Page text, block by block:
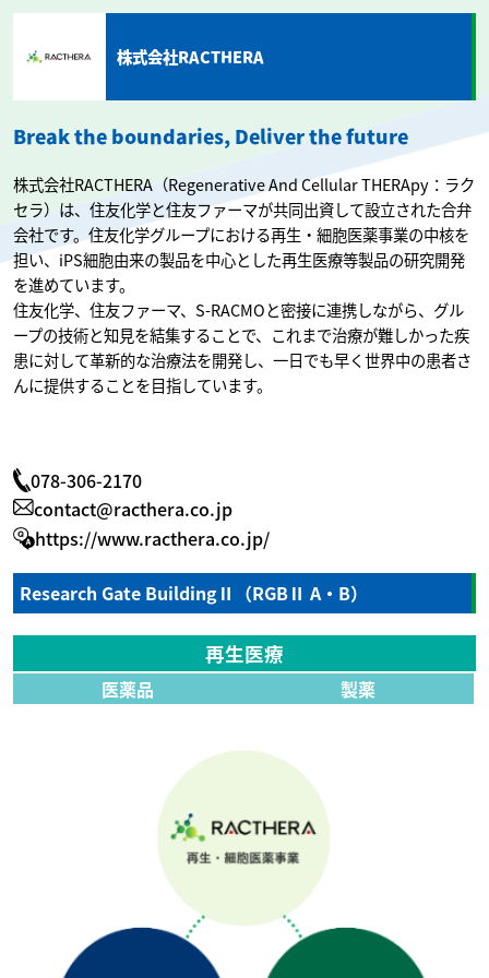
株式会社RACTHERA
Break the boundaries, Deliver the future
株式会社RACTHERA（Regenerative And Cellular THERApy：ラク
セラ）は、住友化学と住友ファーマが共同出資して設立された合弁
会社です。住友化学グループにおける再生・細胞医薬事業の中核を
担い、iPS細胞由来の製品を中心とした再生医療等製品の研究開発
を進めています。
住友化学、住友ファーマ、S-RACMOと密接に連携しながら、グル
ープの技術と知見を結集することで、これまで治療が難しかった疾
患に対して革新的な治療法を開発し、一日でも早く世界中の患者さ
んに提供することを目指しています。
078-306-2170
contact@racthera.co.jp
https://www.racthera.co.jp/
Research Gate BuildingⅡ（RGBⅡ A・B）
再生医療
医薬品 製薬